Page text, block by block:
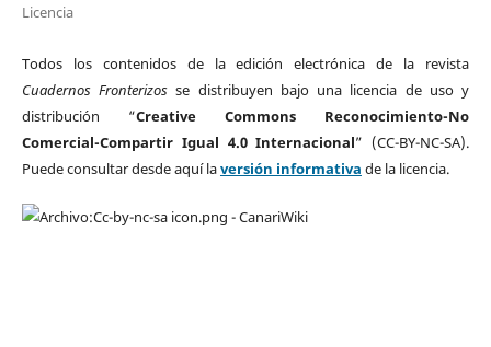
Licencia
Todos los contenidos de la edición electrónica de la revista
Cuadernos Fronterizos se distribuyen bajo una licencia de uso y
distribución “Creative Commons Reconocimiento-No
Comercial-Compartir Igual 4.0 Internacional” (CC-BY-NC-SA).
Puede consultar desde aquí laversión informativa de la licencia.